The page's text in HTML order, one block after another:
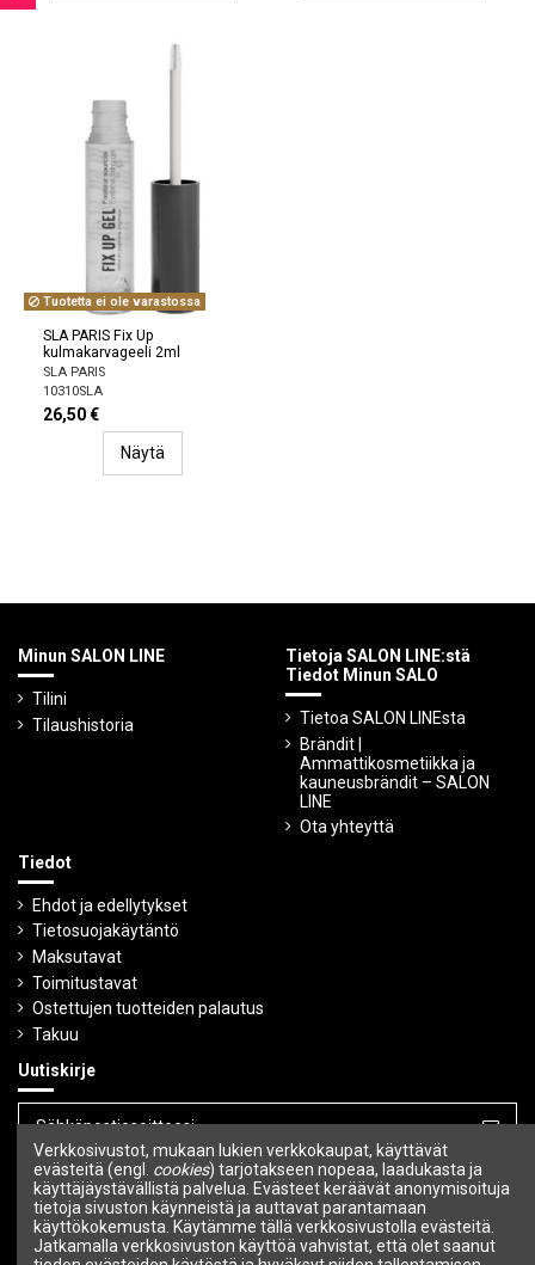
Tuotetta ei ole varastossa
SLA PARIS Fix Up
kulmakarvageeli 2ml
SLA PARIS
10310SLA
26,50 €
Näytä
Minun SALON LINE
Tilini
Tilaushistoria
Tietoja SALON LINE:stä
Tiedot Minun SALO
Tietoa SALON LINEsta
Brändit |
Ammattikosmetiikka ja
kauneusbrändit – SALON
LINE
Ota yhteyttä
Tiedot
Ehdot ja edellytykset
Tietosuojakäytäntö
Maksutavat
Toimitustavat
Ostettujen tuotteiden palautus
Takuu
Uutiskirje
Voit peruuttaa tilauksen milloin tahansa.
Seuraa meitä
Verkkosivustot, mukaan lukien verkkokaupat, käyttävät
evästeitä (engl. cookies) tarjotakseen nopeaa, laadukasta ja
käyttäjäystävällistä palvelua. Evästeet keräävät anonymisoituja
tietoja sivuston käynneistä ja auttavat parantamaan
käyttökokemusta. Käytämme tällä verkkosivustolla evästeitä.
Jatkamalla verkkosivuston käyttöä vahvistat, että olet saanut